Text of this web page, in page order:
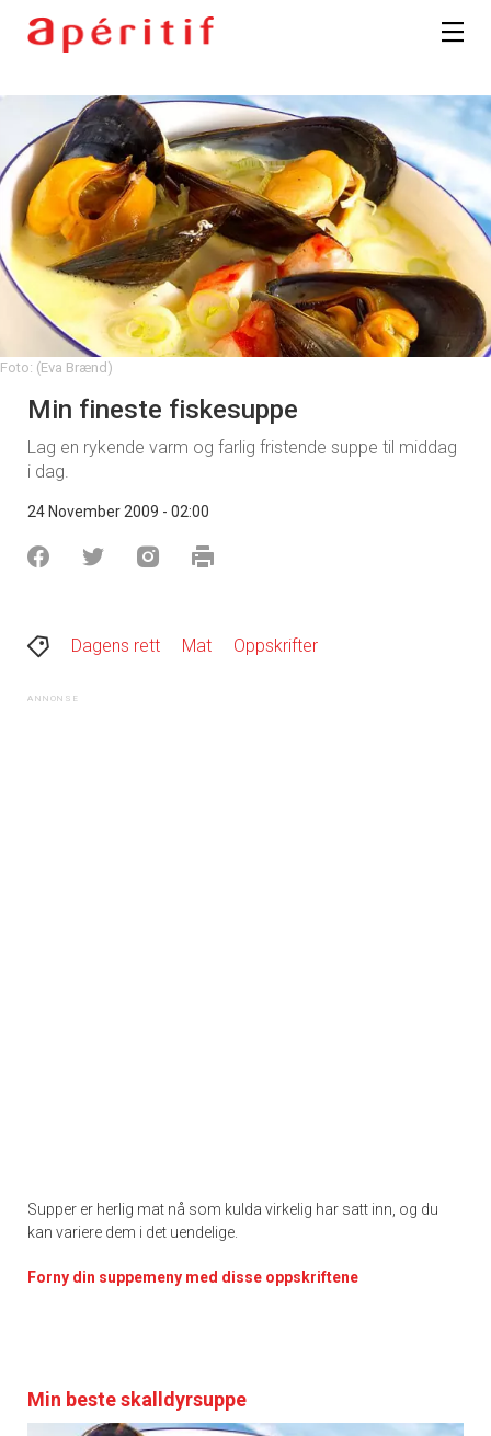
Foto: (Eva Brænd)
Min fineste fiskesuppe
Lag en rykende varm og farlig fristende suppe til middag
i dag.
24 November 2009 - 02:00
Dagens rett Mat Oppskrifter
Supper er herlig mat nå som kulda virkelig har satt inn, og du
kan variere dem i det uendelige.
Forny din suppemeny med disse oppskriftene
Min beste skalldyrsuppe